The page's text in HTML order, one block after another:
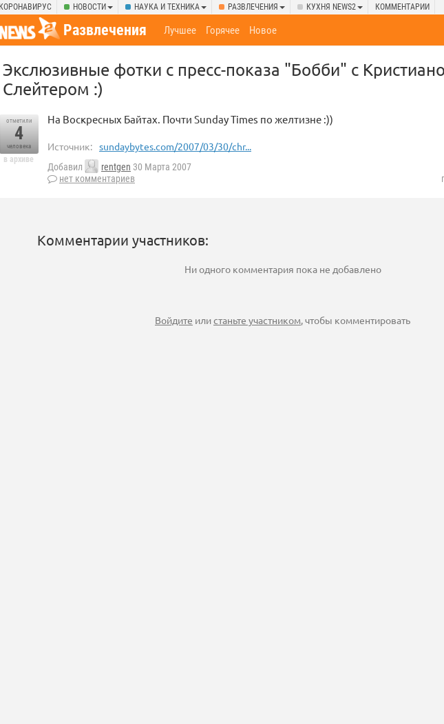
КОРОНАВИРУС НОВОСТИ НАУКА И ТЕХНИКА РАЗВЛЕЧЕНИЯ КУХНЯ NEWS2 КОММЕНТАРИИ
Развлечения Лучшее Горячее Новое
Экслюзивные фотки с пресс-показа "Бобби" с
Слейтером :)
отметили
4
человека
в архиве
На Воскресных Байтах. Почти Sunday Times по желтизне :))
Источник: sundaybytes.com/2007/03/30/chr...
Добавил rentgen 30 Марта 2007
нет комментариев
Комментарии участников:
Ни одного комментария пока не добавлено
Войдите илистаньте участником, чтобы комментировать